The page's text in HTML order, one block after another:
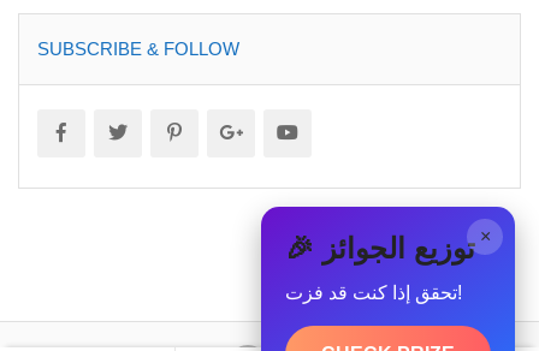
SUBSCRIBE & FOLLOW
× 🎉 توزيع الجوائز
تحقق إذا كنت قد فزت!